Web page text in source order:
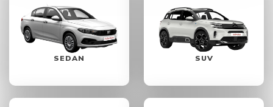
SEDAN SUV